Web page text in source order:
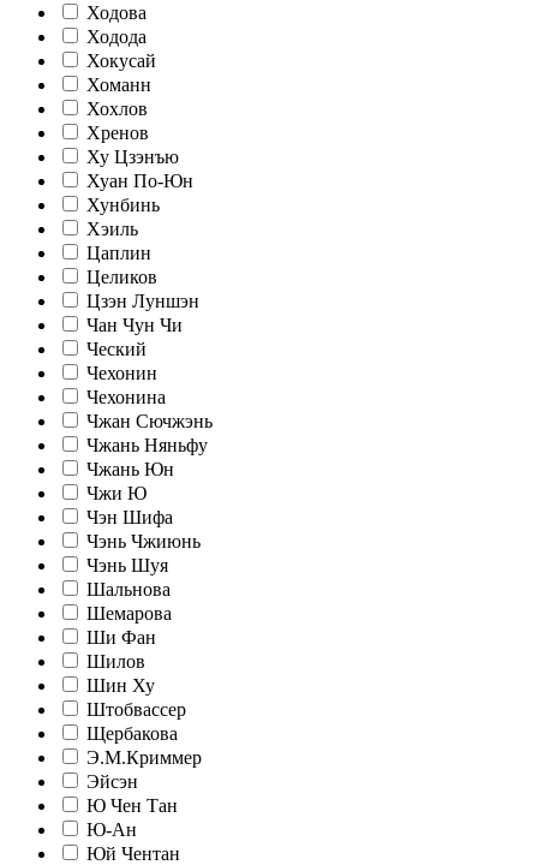
Ходова
Ходода
Хокусай
Хоманн
Хохлов
Хренов
Ху Цзэнъю
Хуан По-Юн
Хунбинь
Хэиль
Цаплин
Целиков
Цзэн Луншэн
Чан Чун Чи
Ческий
Чехонин
Чехонина
Чжан Сючжэнь
Чжань Няньфу
Чжань Юн
Чжи Ю
Чэн Шифа
Чэнь Чжиюнь
Чэнь Шуя
Шальнова
Шемарова
Ши Фан
Шилов
Шин Ху
Штобвассер
Щербакова
Э.М.Криммер
Эйсэн
Ю Чен Тан
Ю-Ан
Юй Чентан